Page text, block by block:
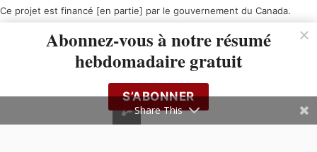
Ce projet est financé [en partie] par le gouvernement du Canada.
Abonnez-vous à notre résumé
hebdomadaire gratuit
S’ABONNER
Share This